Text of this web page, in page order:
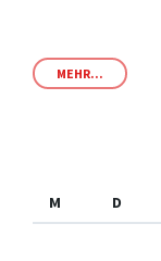
MEHR...
M
D